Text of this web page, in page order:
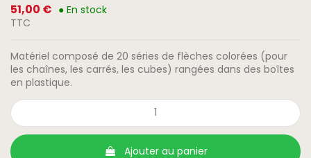
51,00 € ● En stock
TTC
Matériel composé de 20 séries de flèches colorées (pour
les chaînes, les carrés, les cubes) rangées dans des boîtes
en plastique.
Ajouter au panier